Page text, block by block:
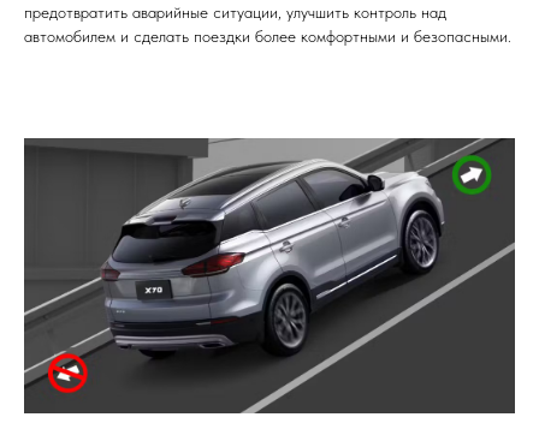
предотвратить аварийные ситуации, улучшить контроль над
автомобилем и сделать поездки более комфортными и безопасными.